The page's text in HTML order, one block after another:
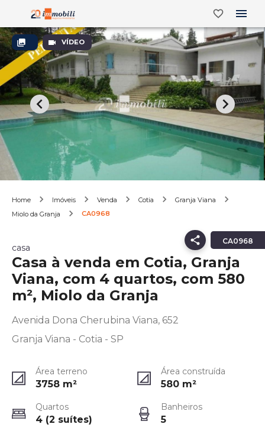
VÍDEO
Home Imóveis Venda Cotia
Granja Viana
Miolo da Granja
CA0968
CA0968
casa
Casa à venda em Cotia, Granja
Viana, com 4 quartos, com 580
m², Miolo da Granja
Avenida Dona Cherubina Viana, 652
Granja Viana - Cotia - SP
Área terreno
3758 m²
Área construída
580 m²
Quartos
4 (2 suítes)
Banheiros
5